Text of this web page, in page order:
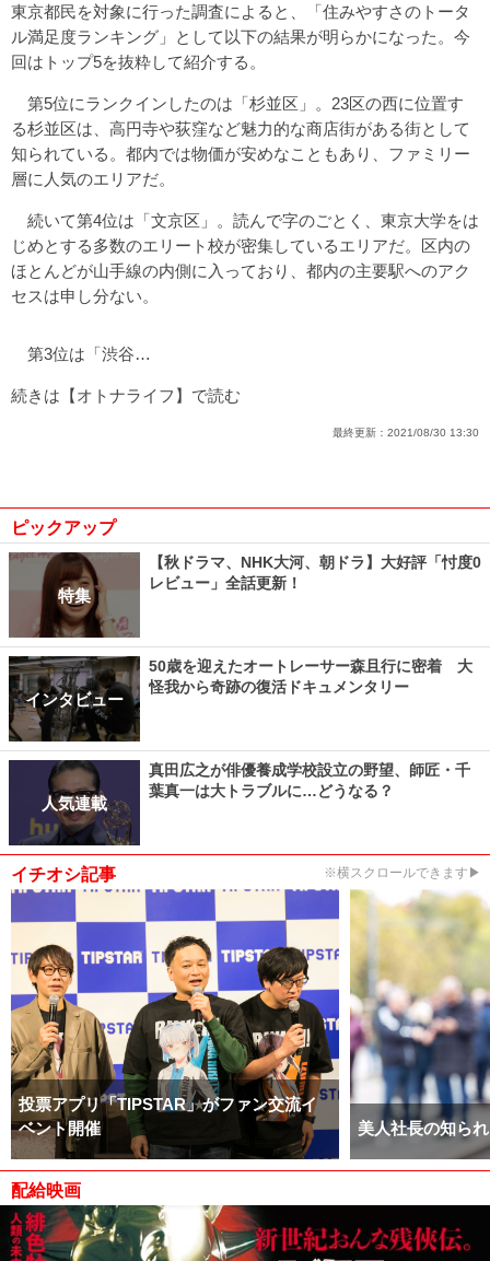
東京都民を対象に行った調査によると、「住みやすさのトータ
ル満足度ランキング」として以下の結果が明らかになった。今
回はトップ5を抜粋して紹介する。
第5位にランクインしたのは「杉並区」。23区の西に位置す
る杉並区は、高円寺や荻窪など魅力的な商店街がある街として
知られている。都内では物価が安めなこともあり、ファミリー
層に人気のエリアだ。
続いて第4位は「文京区」。読んで字のごとく、東京大学をは
じめとする多数のエリート校が密集しているエリアだ。区内の
ほとんどが山手線の内側に入っており、都内の主要駅へのアク
セスは申し分ない。
第3位は「渋谷…
続きは【オトナライフ】で読む
最終更新： 2021/08/30 13:30
ピックアップ
特集
【秋ドラマ、NHK大河、朝ドラ】大好評「忖度0
レビュー」全話更新！
インタビュー
50歳を迎えたオートレーサー森且行に密着 大
怪我から奇跡の復活ドキュメンタリー
人気連載
真田広之が俳優養成学校設立の野望、師匠・千
葉真一は大トラブルに…どうなる？
イチオシ記事 ※横スクロールできます▶
投票アプリ「TIPSTAR」がファン交流イ
ベント開催
美人社長の知ら
配給映画